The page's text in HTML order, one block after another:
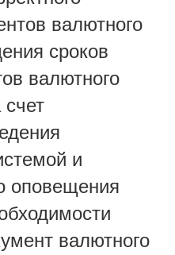
валютного
сроков
валютного
счет
и
оповещения
валютного